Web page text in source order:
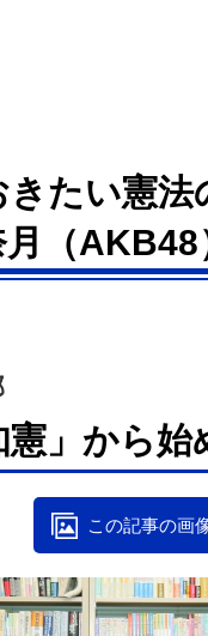
たい憲法
（AKB48
」から始
この記事の画